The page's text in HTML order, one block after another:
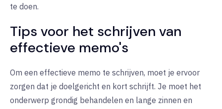
te doen.
Tips voor het schrijven van
effectieve memo's
Om een effectieve memo te schrijven, moet je ervoor
zorgen dat je doelgericht en kort schrijft. Je moet het
onderwerp grondig behandelen en lange zinnen en